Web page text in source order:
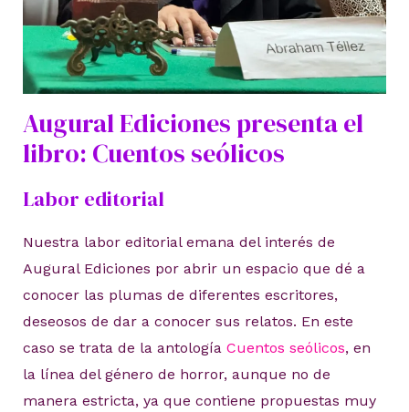
Augural Ediciones presenta el
libro: Cuentos seólicos
Labor editorial
Nuestra labor editorial emana del interés de
Augural Ediciones por abrir un espacio que dé a
conocer las plumas de diferentes escritores,
deseosos de dar a conocer sus relatos. En este
caso se trata de la antología Cuentos seólicos, en
la línea del género de horror, aunque no de
manera estricta, ya que contiene propuestas muy